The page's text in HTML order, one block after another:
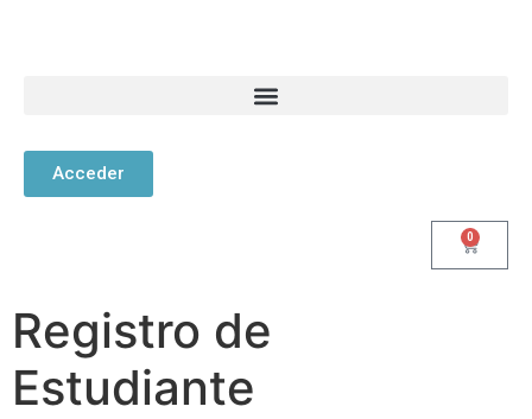
Acceder
0
Registro de
Estudiante